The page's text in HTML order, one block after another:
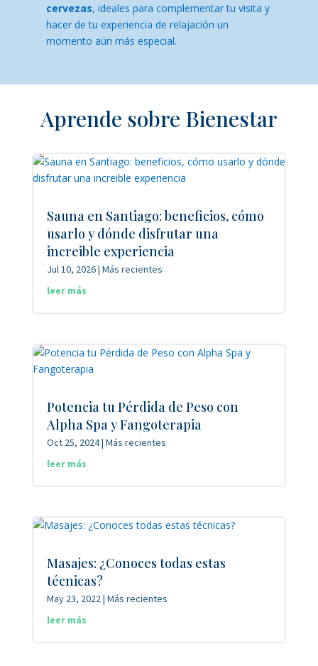
cervezas, ideales para complementar tu visita y
hacer de tu experiencia de relajación un
momento aún más especial.
Aprende sobre Bienestar
Sauna en Santiago: beneficios, cómo
usarlo y dónde disfrutar una
increible experiencia
Jul 10, 2026| Más recientes
leer más
Potencia tu Pérdida de Peso con
Alpha Spa y Fangoterapia
Oct 25, 2024| Más recientes
leer más
Masajes: ¿Conoces todas estas
técnicas?
May 23, 2022| Más recientes
leer más